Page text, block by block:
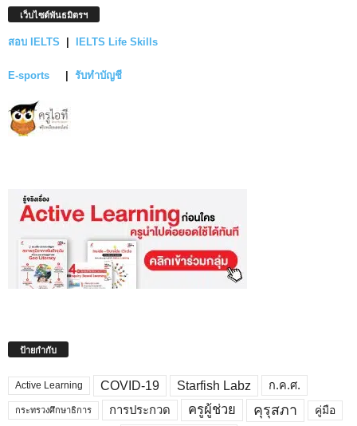
เว็บไซต์พันธมิตรฯ
สอบ IELTS IELTS Life Skills
E-sports รับทำบัญชี
ป้ายกำกับ
Active Learning COVID-19 Starfish Labz ก.ค.ศ.
กระทรวงศึกษาธิการ การประกวด ครูผู้ช่วย คุรุสภา คู่มือ